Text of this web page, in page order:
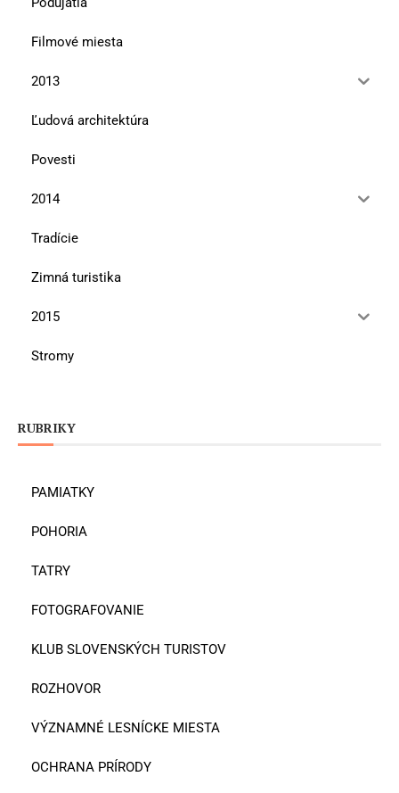
Filmové miesta
2013
Ľudová architektúra
Povesti
2014
Tradície
Zimná turistika
2015
Stromy
RUBRIKY
PAMIATKY
POHORIA
TATRY
FOTOGRAFOVANIE
KLUB SLOVENSKÝCH TURISTOV
ROZHOVOR
VÝZNAMNÉ LESNÍCKE MIESTA
OCHRANA PRÍRODY